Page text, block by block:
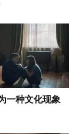
一种文化现象